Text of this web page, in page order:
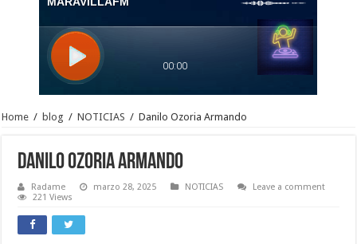
Home / blog / NOTICIAS / Danilo Ozoria Armando
Danilo Ozoria Armando
Radame marzo 28, 2025 NOTICIAS
Leave a comment
221 Views